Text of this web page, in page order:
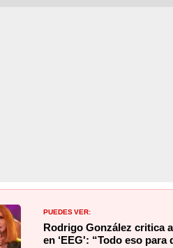
PUEDES VER:
Rodrigo González critica
en ‘EEG': “Todo eso para